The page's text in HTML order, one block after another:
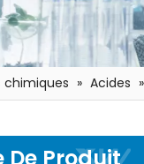
chimiques » Acides »